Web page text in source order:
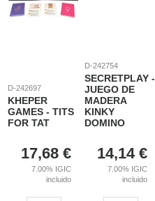
D-242697
KHEPER
GAMES - TITS
FOR TAT
17,68 €
7.00% IGIC
incluido
D-242754
SECRETPLAY -
JUEGO DE
MADERA
KINKY
DOMINO
14,14 €
7.00% IGIC
incluido